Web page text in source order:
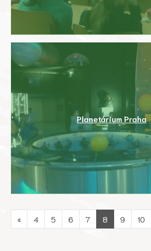
Planetárium Praha
« 4 5 6 7 8 9 10